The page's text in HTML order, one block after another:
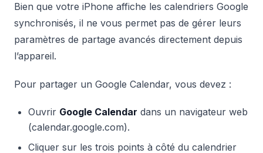
Bien que votre iPhone affiche les calendriers Google
synchronisés, il ne vous permet pas de gérer leurs
paramètres de partage avancés directement depuis
l’appareil.
Pour partager un Google Calendar, vous devez :
Ouvrir Google Calendar dans un navigateur web
(calendar.google.com).
Cliquer sur les trois points à côté du calendrier